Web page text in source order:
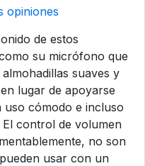
opiniones
de estos
su micrófono que
suaves y
lugar de apoyarse
cómodo e incluso
control de volumen
no son
usar con un